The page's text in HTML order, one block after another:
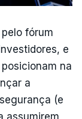
fórum
e
na
a
(e